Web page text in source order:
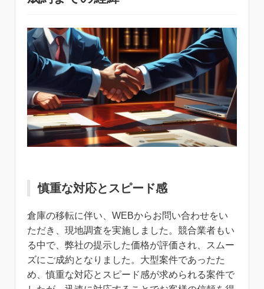
慎重な対応とスピード感
倉庫の移転に伴い、WEBからお問い合わせをい
ただき、現地調査を実施しました。競合業者もい
る中で、弊社の提示した価格が評価され、スムー
ズにご成約となりました。大型案件であったた
め、慎重な対応とスピード感が求められる案件で